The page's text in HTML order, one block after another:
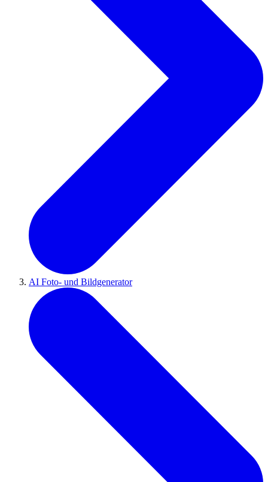
AI Foto- und Bildgenerator